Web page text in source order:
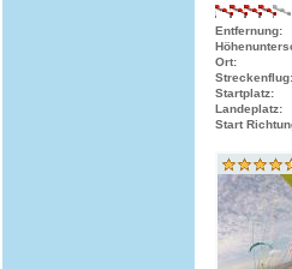
Entfernung:
Ort:
Streckenflug:
Startplatz:
Landeplatz:
Start